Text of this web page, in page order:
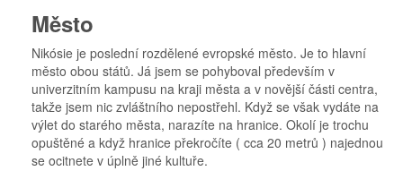
Město
Nikósie je poslední rozdělené evropské město. Je to hlavní
město obou států. Já jsem se pohyboval především v
univerzitním kampusu na kraji města a v novější části centra,
takže jsem nic zvláštního nepostřehl. Když se však vydáte na
výlet do starého města, narazíte na hranice. Okolí je trochu
opuštěné a když hranice překročíte ( cca 20 metrů ) najednou
se ocitnete v úplně jiné kultuře.